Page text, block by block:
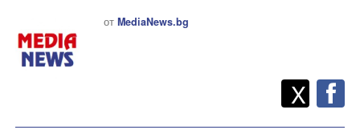
от MediaNews.bg
Споделете
X